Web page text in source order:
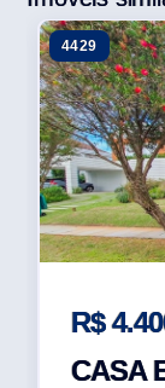
Rampa de
externa -
Quadras de
Campos de
Minigolfe -
-Área Kids -
Piscinas
fechadas -
Lanchas e jet
-Área de
4429
R$
CASA